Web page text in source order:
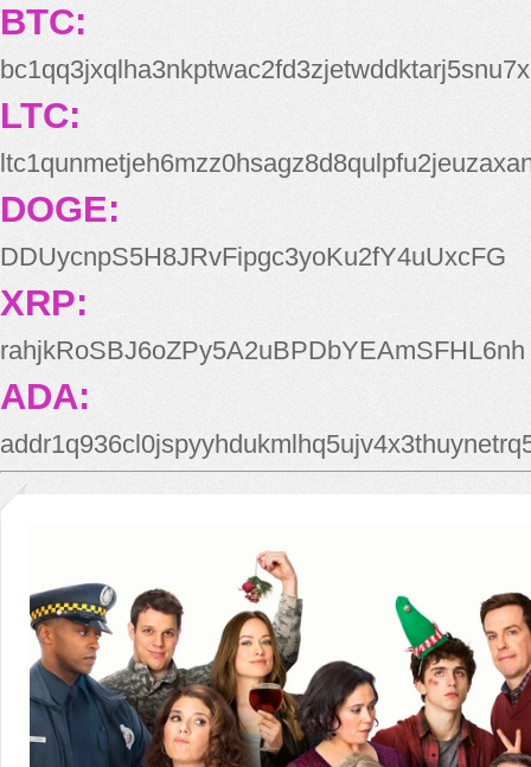
BTC:
bc1qq3jxqlha3nkptwac2fd3zjetwddktarj5snu7x
LTC:
DOGE:
DDUycnpS5H8JRvFipgc3yoKu2fY4uUxcFG
XRP:
rahjkRoSBJ6oZPy5A2uBPDbYEAmSFHL6nh
ADA: